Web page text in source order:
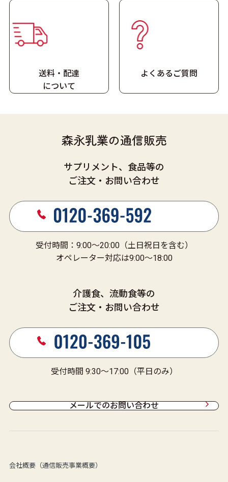
送料・配達
について
よくあるご質問
森永乳業の通信販売
サプリメント、食品等の
ご注文・お問い合わせ
受付時間：9:00～20:00（土日祝日を含む）
オペレーター対応は9:00～18:00
介護食、流動食等の
ご注文・お問い合わせ
受付時間 9:30～17:00（平日のみ）
メールでのお問い合わせ
会社概要（通信販売事業概要）